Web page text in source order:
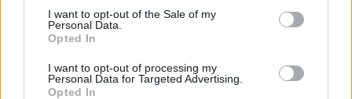
consent section.
I want to opt-out of the Sale of my
Personal Data.
Opted In
I want to opt-out of processing my
Personal Data for Targeted Advertising.
Opted In
2000 /2000